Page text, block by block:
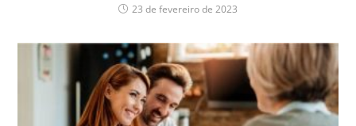
23 de fevereiro de 2023